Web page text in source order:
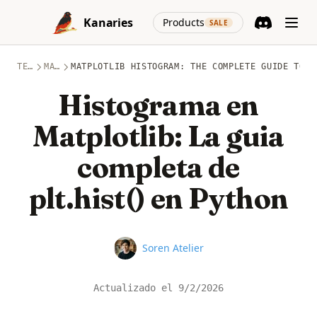
Skip to content
Kanaries
Products SALE
(opens in a
TEMAS MATPLOTLIB MATPLOTLIB HISTOGRAM: THE COMPLETE GUIDE
Histograma en
Matplotlib: La guia
completa de
plt.hist() en Python
Name
Soren Atelier
Actualizado el 9/2/2026